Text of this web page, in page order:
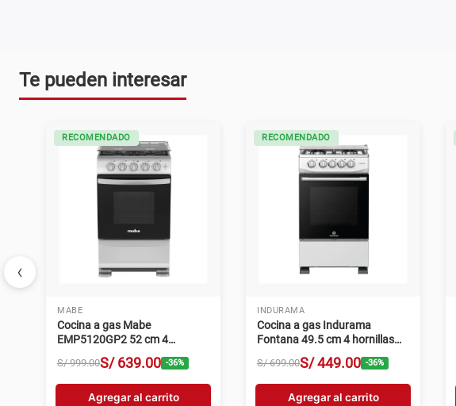
Te pueden interesar
‹
RECOMENDADO
MABE
Cocina a gas Mabe
EMP5120GP2 52 cm 4
hornillas grafito
S/ 999.00S/ 639.00 -36%
Agregar al carrito
RECOMENDADO
INDURAMA
Cocina a gas Indurama
Fontana 49.5 cm 4 hornillas
S/ 699.00S/ 449.00 -36%
Agregar al carrito